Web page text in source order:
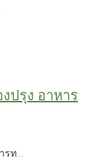
ปรุง อาหาร
ท...